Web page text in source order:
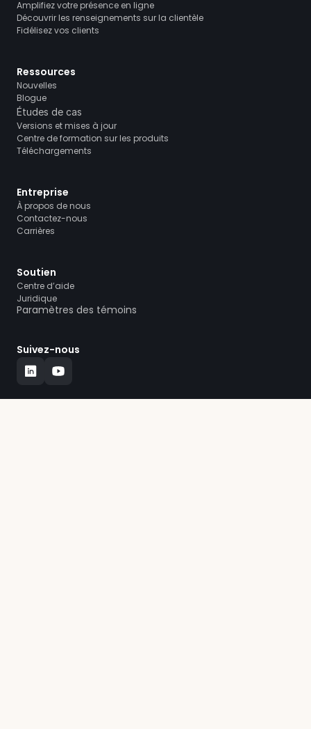
Amplifiez votre présence en ligne
Découvrir les renseignements sur la clientèle
Fidélisez vos clients
Ressources
Nouvelles
Blogue
Études de cas
Versions et mises à jour
Centre de formation sur les produits
Téléchargements
Entreprise
À propos de nous
Contactez-nous
Carrières
Soutien
Centre d’aide
Juridique
Paramètres des témoins
Suivez-nous